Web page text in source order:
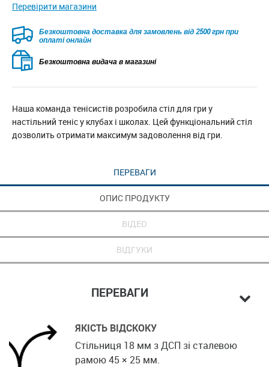
Перевірити магазини
Безкоштовна доставка для замовлень від 2500 грн при
оплаті онлайн
Безкоштовна видача в магазині
Наша команда тенісистів розробила стіл для гри у
настільний теніс у клубах і школах. Цей функціональний стіл
дозволить отримати максимум задоволення від гри.
ПЕРЕВАГИ
ОПИС ПРОДУКТУ
ВІДЕО
ВІДГУКИ
ПЕРЕВАГИ
ЯКІСТЬ ВІДСКОКУ
Стільниця 18 мм з ДСП зі сталевою
рамою 45 × 25 мм.